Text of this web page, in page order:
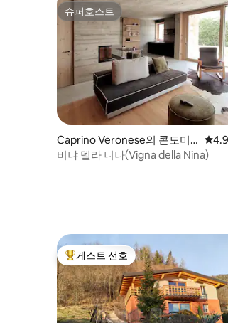
슈퍼호스트
슈퍼호스트
Caprino Veronese의 콘도미
니엄
평점
비냐 델라 니나(Vigna della Nina)
상위 게스트 선호
게스트 선호